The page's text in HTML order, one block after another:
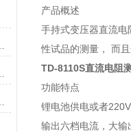
产品概述
手持式变压器直流
性试品的测量， 而
TD-8110S直流电阻
功能特点
锂电池供电或者
输出六档电流，大输